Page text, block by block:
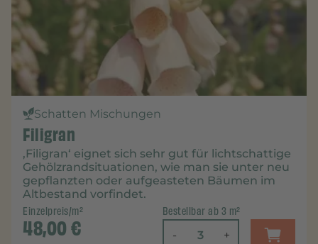
Schatten Mischungen
Filigran
‚Filigran‘ eignet sich sehr gut für lichtschattige
Gehölzrandsituationen, wie man sie unter neu
gepflanzten oder aufgeasteten Bäumen im
Altbestand vorfindet.
Einzelpreis/m²
48,00€
Bestellbar ab 3 m²
- +